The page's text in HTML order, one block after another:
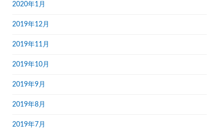
2020年1月
2019年12月
2019年11月
2019年10月
2019年9月
2019年8月
2019年7月